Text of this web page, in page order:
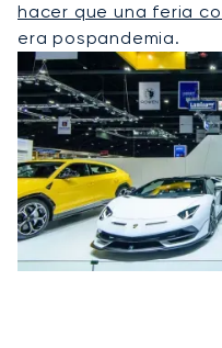
hacer que una feria
era pospandemia.